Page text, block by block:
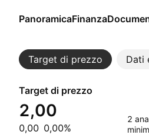
PanoramicaFinanza
Target di prezzo Dati
Target di prezzo
2,00
0,00 0,00%
2